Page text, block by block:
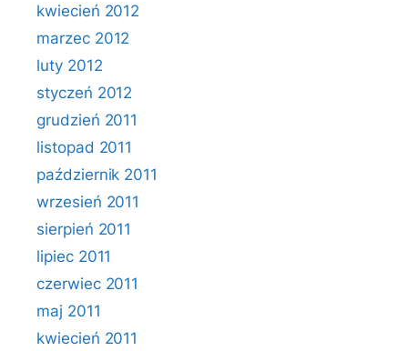
kwiecień 2012
marzec 2012
luty 2012
styczeń 2012
grudzień 2011
listopad 2011
październik 2011
wrzesień 2011
sierpień 2011
lipiec 2011
czerwiec 2011
maj 2011
kwiecień 2011